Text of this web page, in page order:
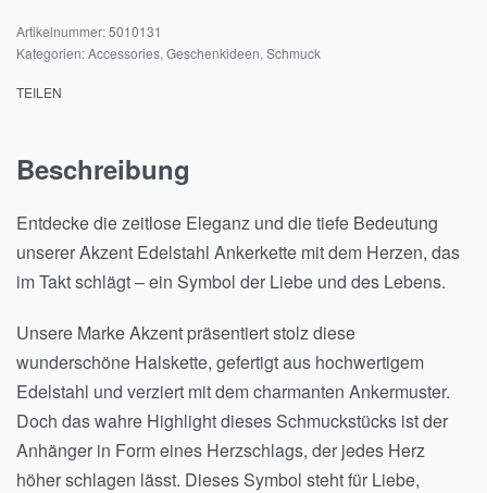
5010131
Kategorien:Accessories, Geschenkideen, Schmuck
TEILEN
Beschreibung
Entdecke die zeitlose Eleganz und die tiefe Bedeutung
unserer Akzent Edelstahl Ankerkette mit dem Herzen, das
im Takt schlägt – ein Symbol der Liebe und des Lebens.
Unsere Marke Akzent präsentiert stolz diese
wunderschöne Halskette, gefertigt aus hochwertigem
Edelstahl und verziert mit dem charmanten Ankermuster.
Doch das wahre Highlight dieses Schmuckstücks ist der
Anhänger in Form eines Herzschlags, der jedes Herz
höher schlagen lässt. Dieses Symbol steht für Liebe,